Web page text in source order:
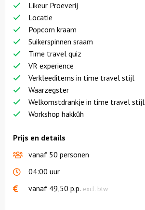
Prijs en details
vanaf 50 personen
04:00 uur
vanaf 49,50 p.p. excl. btw
Likeur Proeverij
Locatie
Popcorn kraam
Suikerspinnen sraam
Time travel quiz
VR experience
Verkleeditems in time travel stijl
Waarzegster
Welkomstdrankje in time travel stijl
Workshop hakkûh